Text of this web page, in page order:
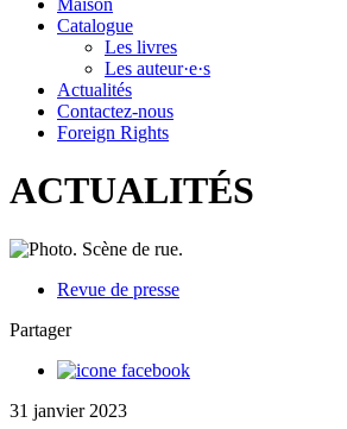
Catalogue
Les livres
Les auteur·e·s
Actualités
Contactez-nous
Foreign Rights
ACTUALITÉS
Revue de presse
Partager
31 janvier 2023